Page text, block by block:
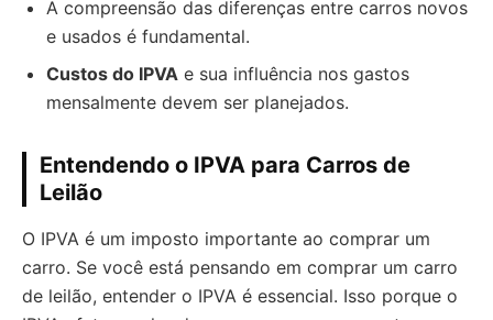
A compreensão das diferenças entre carros novos
e usados é fundamental.
Custos do IPVA e sua influência nos gastos
mensalmente devem ser planejados.
Entendendo o IPVA para Carros de
Leilão
O IPVA é um imposto importante ao comprar um
carro. Se você está pensando em comprar um carro
de leilão, entender o IPVA é essencial. Isso porque o